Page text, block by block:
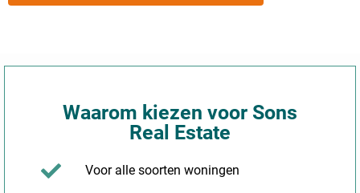
Waarom kiezen voor Sons
Real Estate
Voor alle soorten woningen